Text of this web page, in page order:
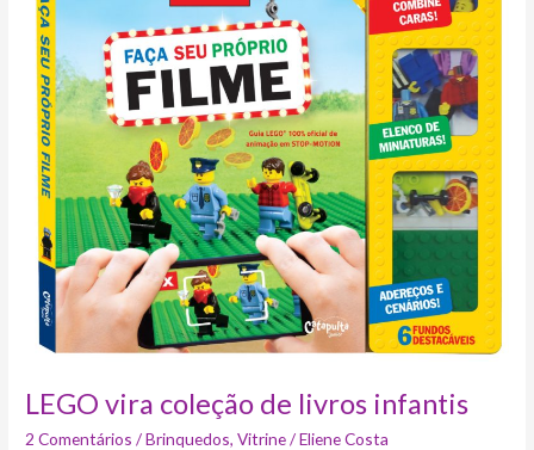
LEGO vira coleção de livros infantis
2 Comentários /Brinquedos,Vitrine/Eliene Costa
livros
infantis